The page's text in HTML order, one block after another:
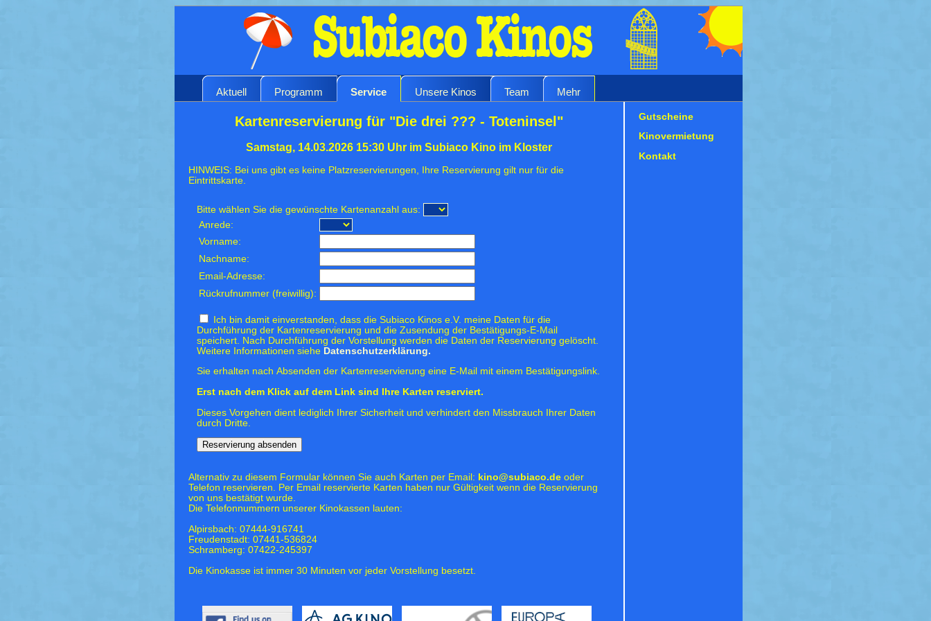
Aktuell Programm Service Unsere Kinos Team Mehr
Kartenreservierung für "Die drei ??? - Toteninsel"
Samstag, 14.03.2026 15:30 Uhr im Subiaco Kino im Kloster
HINWEIS: Bei uns gibt es keine Platzreservierungen, Ihre Reservierung gilt nur für die
Eintrittskarte.
Bitte wählen Sie die gewünschte Kartenanzahl aus:
Anrede:
Vorname:
Nachname:
Email-Adresse:
Rückrufnummer (freiwillig):
Ich bin damit einverstanden, dass die Subiaco Kinos e.V. meine Daten für die
Durchführung der Kartenreservierung und die Zusendung der Bestätigungs-E-Mail
speichert. Nach Durchführung der Vorstellung werden die Daten der Reservierung gelöscht.
Weitere Informationen siehe Datenschutzerklärung.
Sie erhalten nach Absenden der Kartenreservierung eine E-Mail mit einem Bestätigungslink.
Erst nach dem Klick auf dem Link sind Ihre Karten reserviert.
Dieses Vorgehen dient lediglich Ihrer Sicherheit und verhindert den Missbrauch Ihrer Daten
durch Dritte.
Alternativ zu diesem Formular können Sie auch Karten per Email: kino@subiaco.de oder
Telefon reservieren. Per Email reservierte Karten haben nur Gültigkeit wenn die Reservierung
von uns bestätigt wurde.
Die Telefonnummern unserer Kinokassen lauten:
Alpirsbach: 07444-916741
Freudenstadt: 07441-536824
Schramberg: 07422-245397
Die Kinokasse ist immer 30 Minuten vor jeder Vorstellung besetzt.
Gutscheine
Kinovermietung
Kontakt